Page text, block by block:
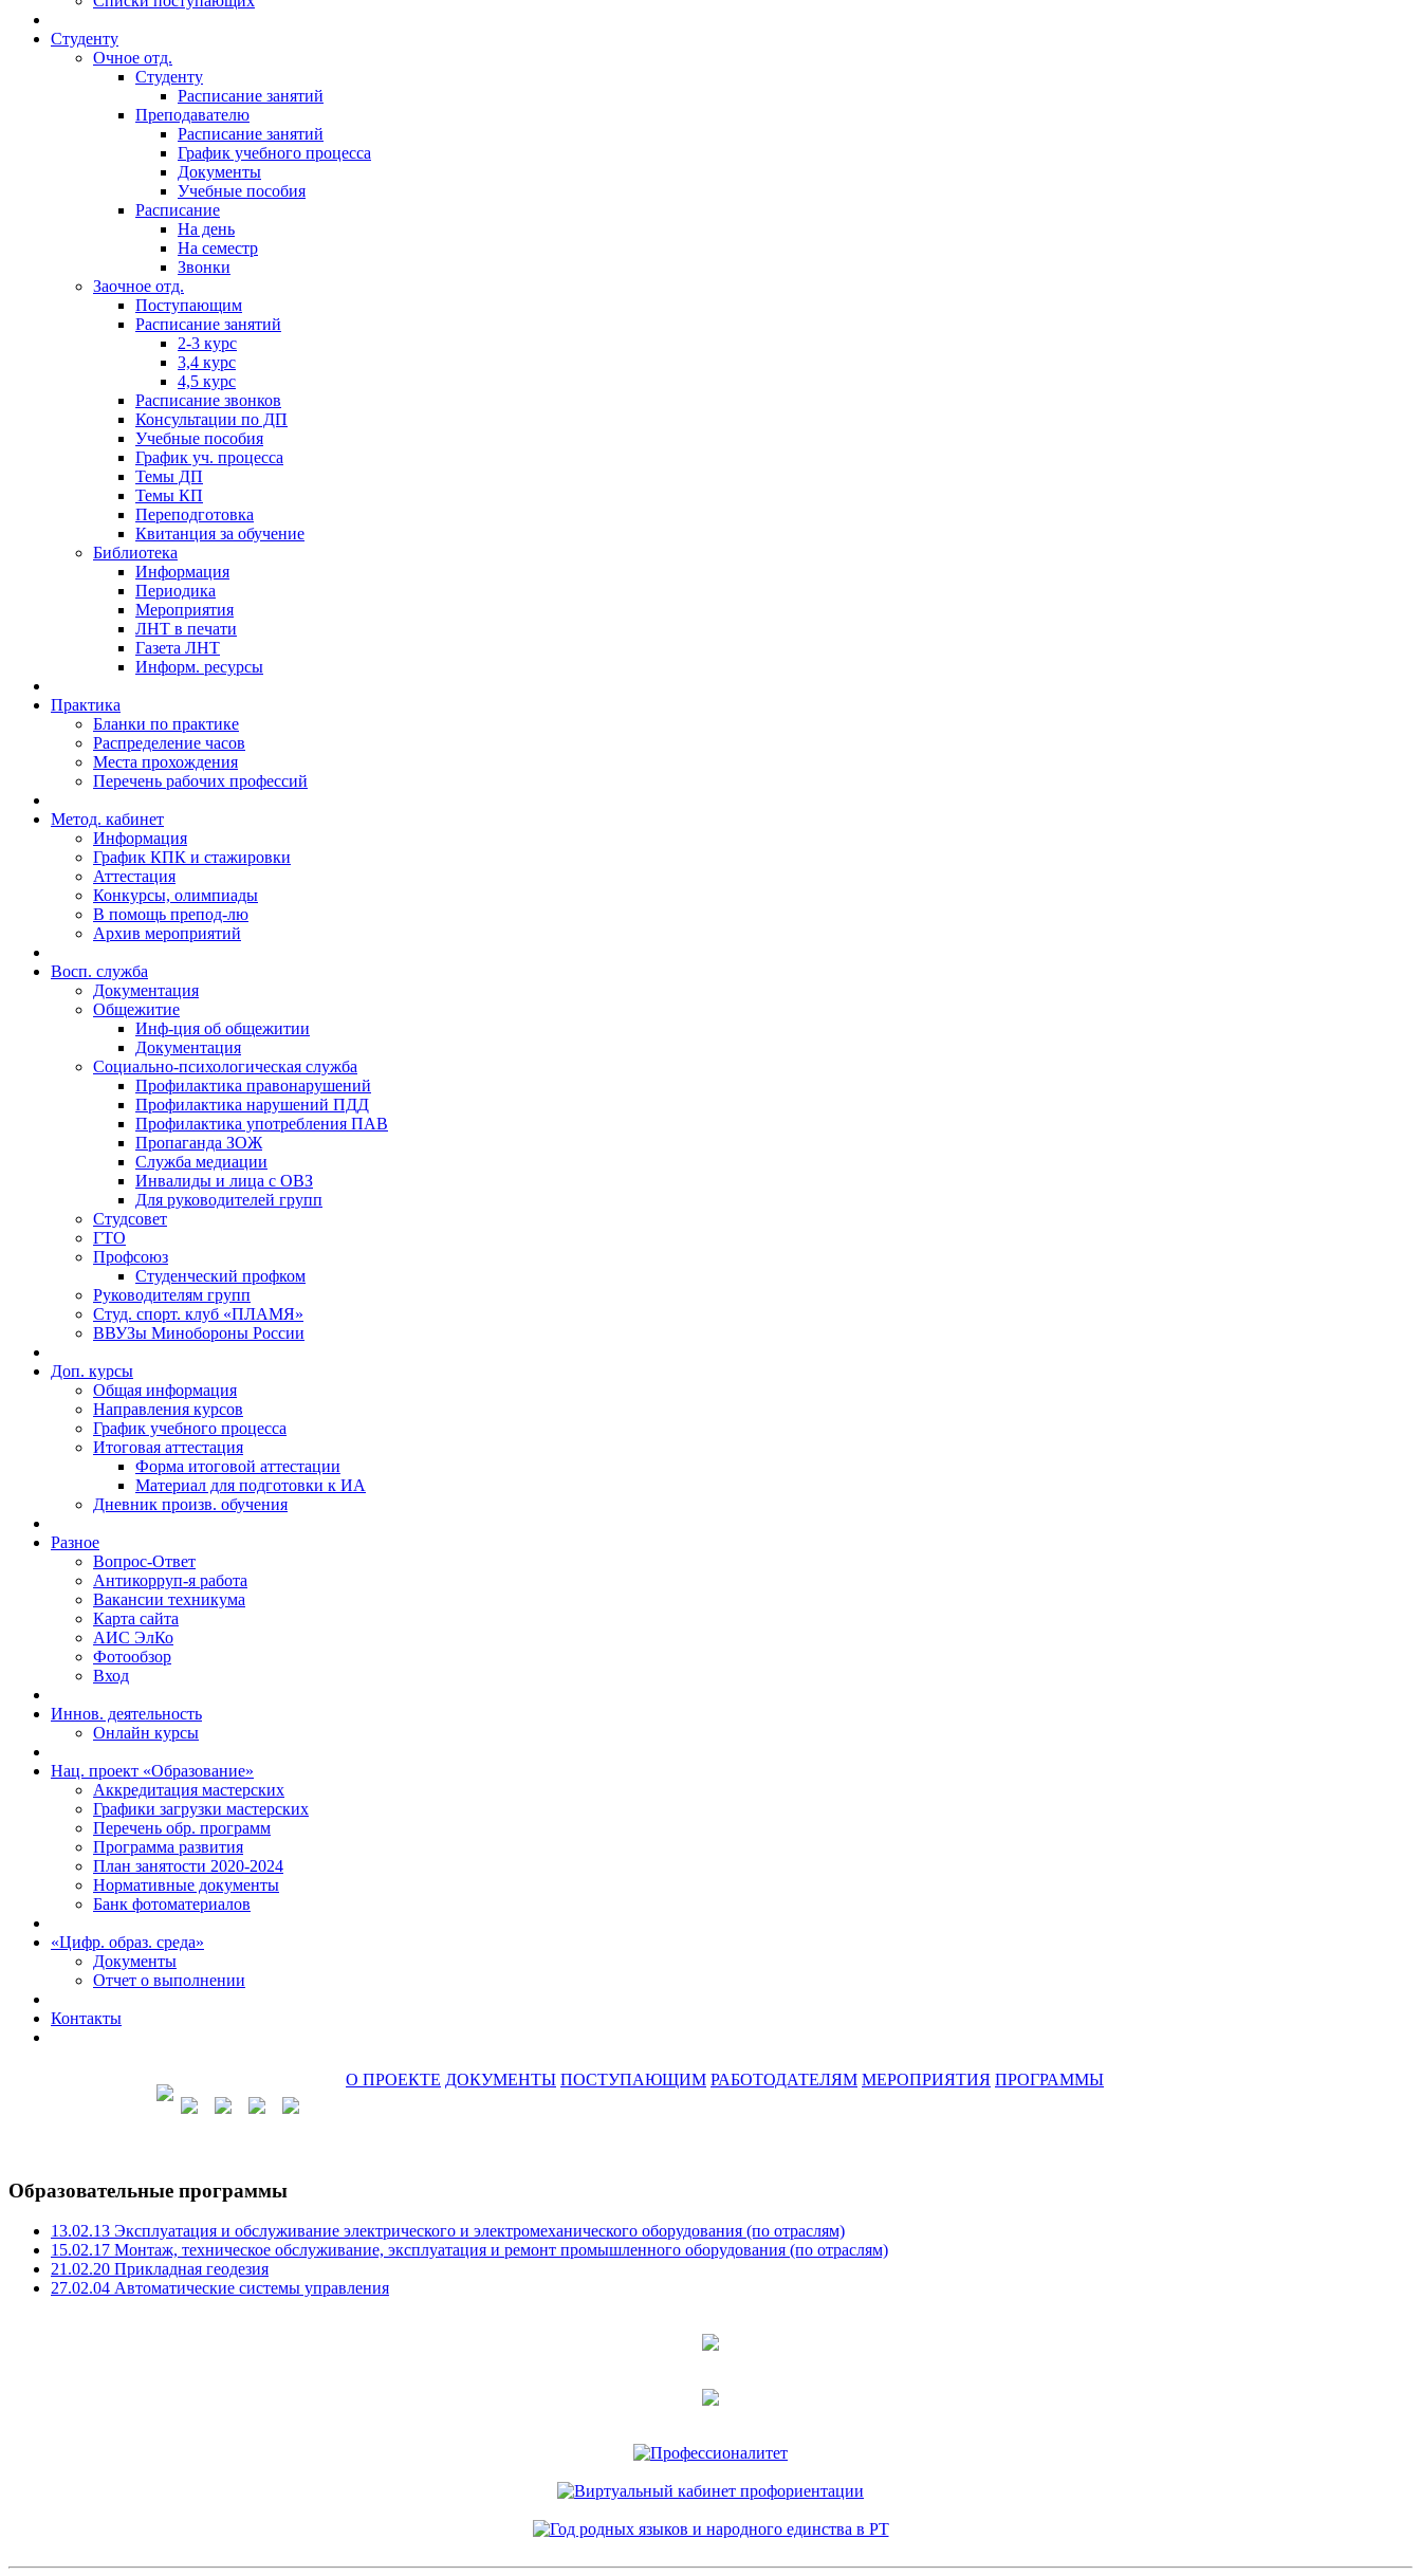
Студенту
Очное отд.
Студенту
Расписание занятий
Преподавателю
Расписание занятий
График учебного процесса
Документы
Учебные пособия
Расписание
На день
На семестр
Звонки
Заочное отд.
Поступающим
Расписание занятий
2-3 курс
3,4 курс
4,5 курс
Расписание звонков
Консультации по ДП
Учебные пособия
График уч. процесса
Темы ДП
Темы КП
Переподготовка
Квитанция за обучение
Библиотека
Информация
Периодика
Мероприятия
ЛНТ в печати
Газета ЛНТ
Информ. ресурсы
Практика
Бланки по практике
Распределение часов
Места прохождения
Перечень рабочих профессий
Метод. кабинет
Информация
График КПК и стажировки
Аттестация
Конкурсы, олимпиады
В помощь препод-лю
Архив мероприятий
Восп. cлужба
Документация
Общежитие
Инф-ция об общежитии
Документация
Социально-психологическая служба
Профилактика правонарушений
Профилактика нарушений ПДД
Профилактика употребления ПАВ
Пропаганда ЗОЖ
Служба медиации
Инвалиды и лица с ОВЗ
Для руководителей групп
Студсовет
ГТО
Профсоюз
Студенческий профком
Руководителям групп
Студ. спорт. клуб «ПЛАМЯ»
ВВУЗы Минобороны России
Доп. курсы
Общая информация
Направления курсов
График учебного процесса
Итоговая аттестация
Форма итоговой аттестации
Материал для подготовки к ИА
Дневник произв. обучения
Разное
Вопрос-Ответ
Антикорруп-я работа
Вакансии техникума
Карта сайта
АИС ЭлКо
Фотообзор
Вход
Иннов. деятельность
Онлайн курсы
Нац. проект «Образование»
Аккредитация мастерских
Графики загрузки мастерских
Перечень обр. программ
Программа развития
План занятости 2020-2024
Нормативные документы
Банк фотоматериалов
«Цифр. образ. среда»
Документы
Отчет о выполнении
Контакты
О ПРОЕКТЕ ДОКУМЕНТЫ ПОСТУПАЮЩИМ РАБОТОДАТЕЛЯМ МЕРОПРИЯТИЯ ПРОГРАММЫ
Образовательные программы
13.02.13 Эксплуатация и обслуживание электрического и электромеханического оборудования (по отраслям)
15.02.17 Монтаж, техническое обслуживание, эксплуатация и ремонт промышленного оборудования (по отраслям)
21.02.20 Прикладная геодезия
27.02.04 Автоматические системы управления